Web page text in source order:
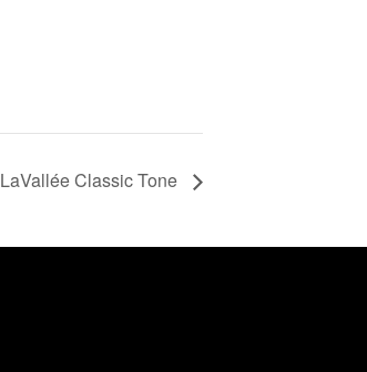
LaVallée Classic Tone